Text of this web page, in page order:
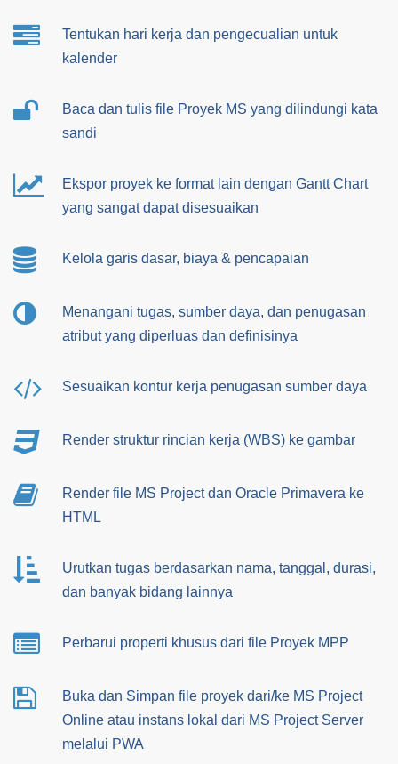
Tentukan hari kerja dan pengecualian untuk
kalender
Baca dan tulis file Proyek MS yang dilindungi kata
sandi
Ekspor proyek ke format lain dengan Gantt Chart
yang sangat dapat disesuaikan
Kelola garis dasar, biaya & pencapaian
Menangani tugas, sumber daya, dan penugasan
atribut yang diperluas dan definisinya
Sesuaikan kontur kerja penugasan sumber daya
Render struktur rincian kerja (WBS) ke gambar
Render file MS Project dan Oracle Primavera ke
HTML
Urutkan tugas berdasarkan nama, tanggal, durasi,
dan banyak bidang lainnya
Perbarui properti khusus dari file Proyek MPP
Buka dan Simpan file proyek dari/ke MS Project
Online atau instans lokal dari MS Project Server
melalui PWA